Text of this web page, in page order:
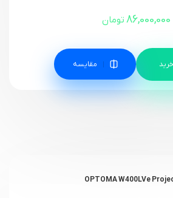
86,000,000 تومان
مقایسه